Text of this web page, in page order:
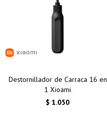
Destornillador de Carraca 16 en
1 Xioami
$ 1.050